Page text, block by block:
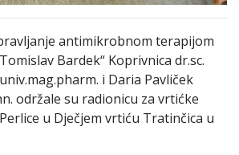
antimikrobnom terapijom
Bardek“ Koprivnica dr.sc.
i Daria Pavliček
održale su radionicu za vrtićke
u Dječjem vrtiću Tratinčica u